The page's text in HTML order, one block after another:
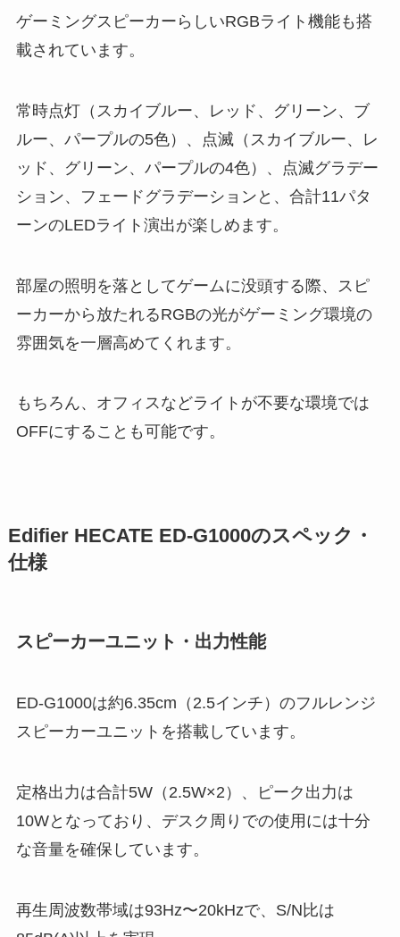
ゲーミングスピーカーらしいRGBライト機能も搭
載されています。
常時点灯（スカイブルー、レッド、グリーン、ブ
ルー、パープルの5色）、点滅（スカイブルー、レ
ッド、グリーン、パープルの4色）、点滅グラデー
ション、フェードグラデーションと、合計11パタ
ーンのLEDライト演出が楽しめます。
部屋の照明を落としてゲームに没頭する際、スピ
ーカーから放たれるRGBの光がゲーミング環境の
雰囲気を一層高めてくれます。
もちろん、オフィスなどライトが不要な環境では
OFFにすることも可能です。
Edifier HECATE ED-G1000のスペック・
仕様
スピーカーユニット・出力性能
ED-G1000は約6.35cm（2.5インチ）のフルレンジ
スピーカーユニットを搭載しています。
定格出力は合計5W（2.5W×2）、ピーク出力は
10Wとなっており、デスク周りでの使用には十分
な音量を確保しています。
再生周波数帯域は93Hz〜20kHzで、S/N比は